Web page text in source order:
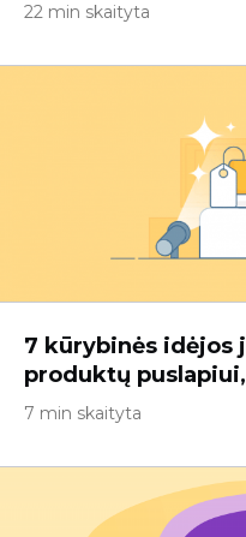
22 min skaityta
7 kūrybinės idėjos
produktų
7 min skaityta